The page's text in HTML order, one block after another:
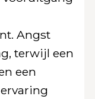
Angst
terwijl een
een